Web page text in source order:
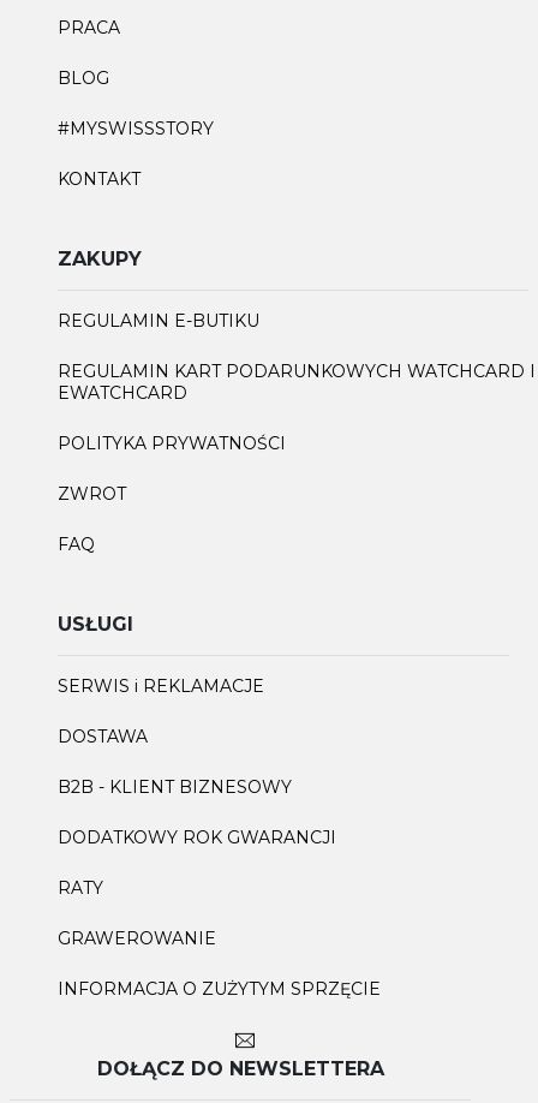
PRACA
BLOG
#MYSWISSSTORY
KONTAKT
ZAKUPY
REGULAMIN E-BUTIKU
REGULAMIN KART PODARUNKOWYCH WATCHCARD I
EWATCHCARD
POLITYKA PRYWATNOŚCI
ZWROT
FAQ
USŁUGI
SERWIS i REKLAMACJE
DOSTAWA
B2B - KLIENT BIZNESOWY
DODATKOWY ROK GWARANCJI
RATY
GRAWEROWANIE
INFORMACJA O ZUŻYTYM SPRZĘCIE
DOŁĄCZ DO NEWSLETTERA